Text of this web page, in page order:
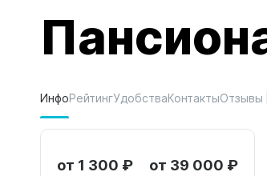
ИнфоРейтингУдобстваКонтактыОтзывы
от 1 300 ₽ от 39 000 ₽